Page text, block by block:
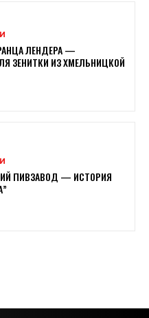
ЛЕНДЕРА —
ЗЕНИТКИ ИЗ ХМЕЛЬНИЦКОЙ
ПИВЗАВОД — ИСТОРИЯ